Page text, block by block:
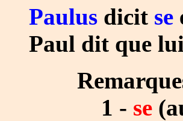
Paulus dicit se
Paul dit que
1 - se